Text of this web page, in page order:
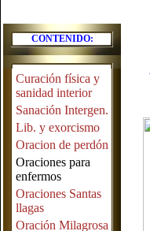
CONTENIDO:
Curación física y
sanidad interior
Sanación Intergen.
Lib. y exorcismo
Oracion de perdón
Oraciones para
enfermos
Oraciones Santas
llagas
Oración Milagrosa